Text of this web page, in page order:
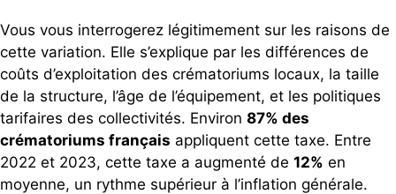
Vous vous interrogerez légitimement sur les raisons de
cette variation. Elle s’explique par les différences de
coûts d’exploitation des crématoriums locaux, la taille
de la structure, l’âge de l’équipement, et les politiques
tarifaires des collectivités. Environ 87% des
crématoriums français appliquent cette taxe. Entre
2022 et 2023, cette taxe a augmenté de 12% en
moyenne, un rythme supérieur à l’inflation générale.